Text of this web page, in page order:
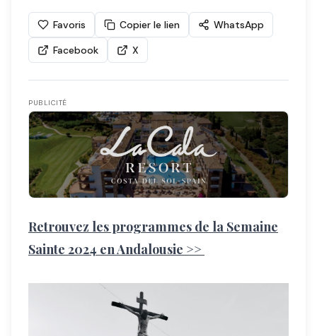
Favoris Copier le lien
WhatsApp
Facebook
X
PUBLICITÉ
Retrouvez les programmes de la Semaine
Sainte 2024 en Andalousie >>